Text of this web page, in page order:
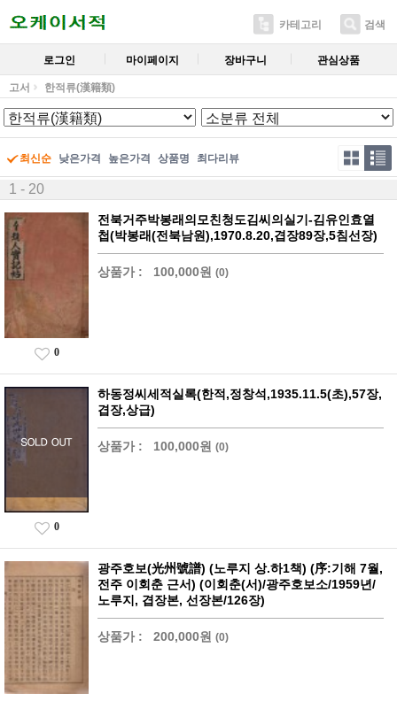
카테고리 검색
로그인 마이페이지 장바구니 관심상품
고서 한적류(漢籍類)
최신순 낮은가격 높은가격 상품명 최다리뷰
1 - 20
전북거주박봉래의모친청도김씨의실기-김유인효열
첩(박봉래(전북남원),1970.8.20,겹장89장,5침선장)
상품가 : 100,000원 (0)
0
하동정씨세적실록(한적,정창석,1935.11.5(초),57장,
겹장,상급)
상품가 : 100,000원 (0)
0
광주호보(光州號譜) (노루지 상.하1책) (序:기해 7월,
전주 이회춘 근서) (이회춘(서)/광주호보소/1959년/
노루지, 겹장본, 선장본/126장)
상품가 : 200,000원 (0)